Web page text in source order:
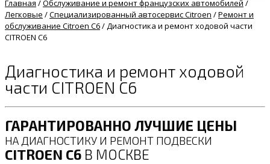
Главная /Обслуживание и ремонт французских автомобилей /
Легковые /Специализированный автосервис Citroen /Ремонт и
обслуживание Citroen C6/Диагностика и ремонт ходовой части
CITROEN C6
Диагностика и ремонт ходовой
части CITROEN C6
ГАРАНТИРОВАННО ЛУЧШИЕ ЦЕНЫ
НА ДИАГНОСТИКУ И РЕМОНТ ПОДВЕСКИ
CITROEN C6 В МОСКВЕ